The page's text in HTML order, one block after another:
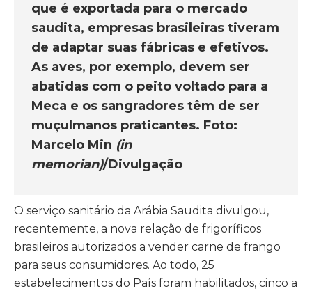
que é exportada para o mercado
saudita, empresas brasileiras tiveram
de adaptar suas fábricas e efetivos.
As aves, por exemplo, devem ser
abatidas com o peito voltado para a
Meca e os sangradores têm de ser
muçulmanos praticantes. Foto:
Marcelo Min (in
memorian)/Divulgação
O serviço sanitário da Arábia Saudita divulgou,
recentemente, a nova relação de frigoríficos
brasileiros autorizados a vender carne de frango
para seus consumidores. Ao todo, 25
estabelecimentos do País foram habilitados, cinco a